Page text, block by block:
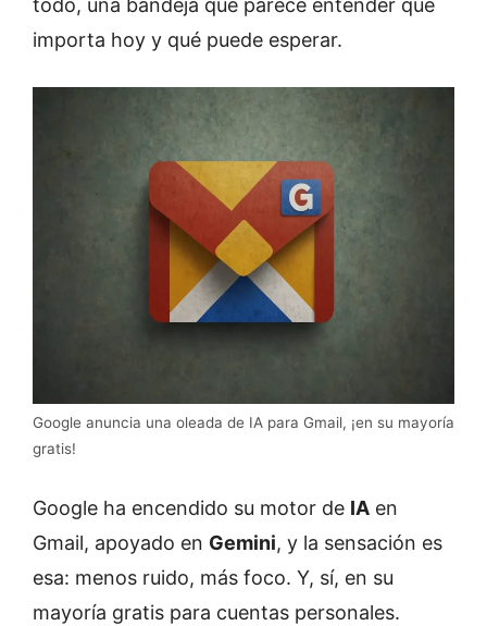
todo, una bandeja que parece entender qué
importa hoy y qué puede esperar.
Google anuncia una oleada de IA para Gmail, ¡en su mayoría
gratis!
Google ha encendido su motor de IA en
Gmail, apoyado en Gemini, y la sensación es
esa: menos ruido, más foco. Y, sí, en su
mayoría gratis para cuentas personales.